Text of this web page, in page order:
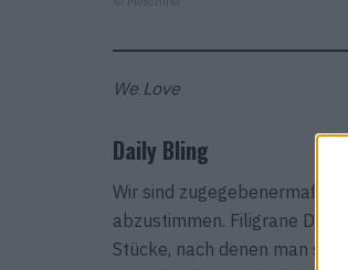
We Love
Daily Bling
Wir sind zugegebenermaßen
abzustimmen. Filigrane
Stücke, nach denen man